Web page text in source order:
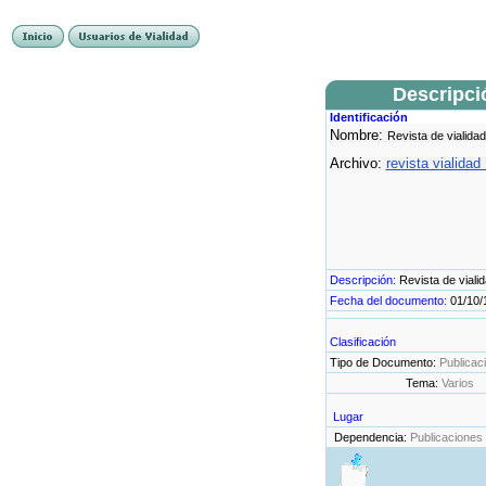
Identificación
Nombre: Revista de
Archivo: revista vialidad
Descripción: Revista de
Fecha del documento: 01/10/
Clasificación
Tipo de Documento:
Tema: Varios
Lugar
Dependencia: Publicaciones